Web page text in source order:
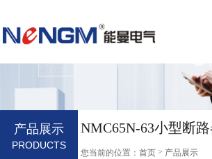
产品展示
PRODUCTS
NMC65N-63小型断
您当前的位置：首页 > 产品展示